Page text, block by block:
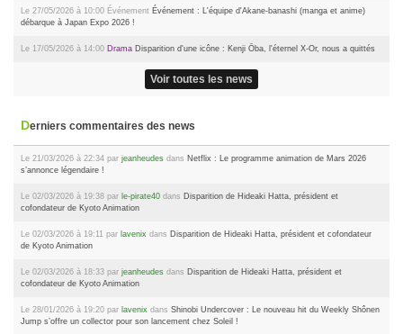
Le 27/05/2026 à 10:00 Événement Événement : L'équipe d'Akane-banashi (manga et anime)
débarque à Japan Expo 2026 !
Le 17/05/2026 à 14:00 Drama Disparition d'une icône : Kenji Ōba, l'éternel X-Or, nous a quittés
Voir toutes les news
Derniers commentaires des news
Le 21/03/2026 à 22:34 par jeanheudes dans Netflix : Le programme animation de Mars 2026
s’annonce légendaire !
Le 02/03/2026 à 19:38 par le-pirate40 dans Disparition de Hideaki Hatta, président et
cofondateur de Kyoto Animation
Le 02/03/2026 à 19:11 par lavenix dans Disparition de Hideaki Hatta, président et cofondateur
de Kyoto Animation
Le 02/03/2026 à 18:33 par jeanheudes dans Disparition de Hideaki Hatta, président et
cofondateur de Kyoto Animation
Le 28/01/2026 à 19:20 par lavenix dans Shinobi Undercover : Le nouveau hit du Weekly Shônen
Jump s’offre un collector pour son lancement chez Soleil !